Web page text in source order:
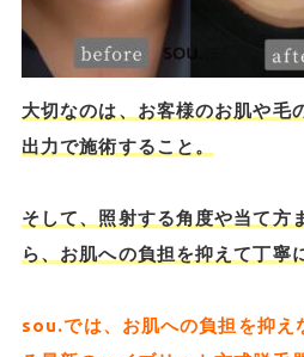
大切なのは、お客様のお肌や毛
出力で施術すること。
そして、照射する角度や当て方
ら、お肌への負担を抑えて丁寧
sou.では、お肌への負担を抑え